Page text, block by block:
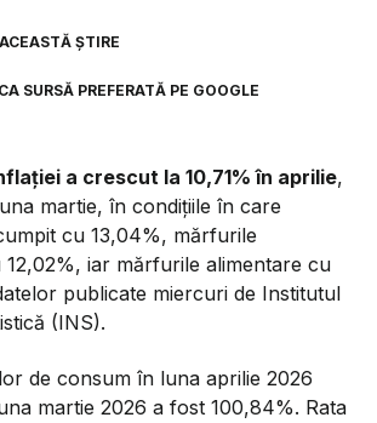
ȘTIRE
SURSĂ PREFERATĂ PE GOOGLE
a crescut la 10,71% în aprilie,
martie, în condițiile în care
cu 13,04%, mărfurile
12,02%, iar mărfurile alimentare cu
publicate miercuri de Institutul
(INS).
de consum în luna aprilie 2026
martie 2026 a fost 100,84%. Rata